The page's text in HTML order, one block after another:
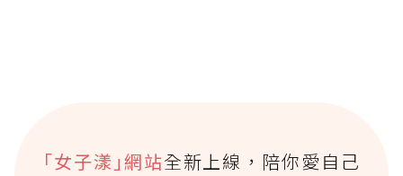
｢女子漾｣網站全新上線，陪你愛自己